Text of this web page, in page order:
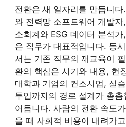
전환은 새 일자리를 만듭니
와 전력망 소프트웨어 개발
소회계와 ESG 데이터 분석
은 직무가 대표적입니다. 동
서는 기존 직무의 재교육이
환의 핵심은 시기와 내용, 현
대학과 기업의 컨소시엄, 실
투입까지의 경로 설계가 촘
어듭니다. 사람의 전환 속도
을 때 사회적 비용이 내려가